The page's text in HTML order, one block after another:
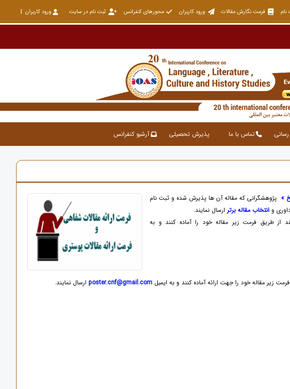
نام فرمت نگارش مقالات ورود کاربران محورهای کنفرانس ثبت نام در سایت ورود کاربران
تماس با ما پذیرش تحصیلی آرشیو کنفرانس
» پژوهشگرانی که مقاله آن ها پذیرش شده و ثبت نام
وانتخاب مقاله برتر ارسال نمایند.
طریق فرمت زیر مقاله خود را آماده کنند و به
زیر مقاله خود را جهت ارائه آماده کنند و به ایمیلposter.cnf@gmail.com ارسال نمایند.